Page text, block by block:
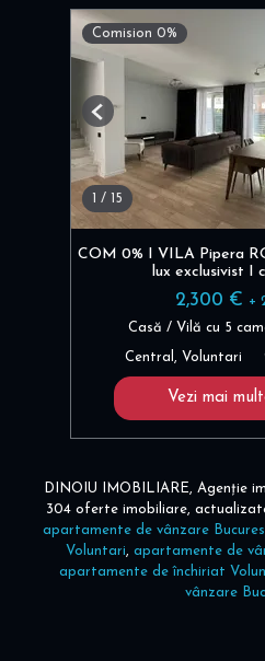
Comision 0%
1 / 15
Previous
COM 0% I VILA Pipera
lux exclusivist I
2,300 € +
Casă / Vilă cu 5
Central, Voluntari
Vezi mai
DINOIU IMOBILIARE, Agenție
304 oferte imobiliare,
apartamente de vânzare
Voluntari, apartamente de
apartamente de închiriat
vânzare